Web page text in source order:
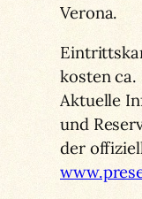
Verona.
kosten
Aktuelle
und
der